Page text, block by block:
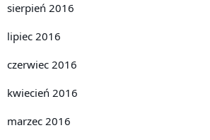
sierpień 2016
lipiec 2016
czerwiec 2016
kwiecień 2016
marzec 2016